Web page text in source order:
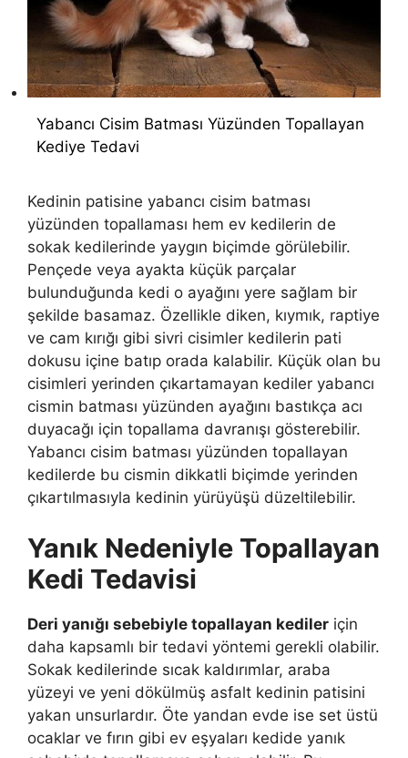
Yabancı Cisim Batması Yüzünden Topallayan
Kediye Tedavi
Kedinin patisine yabancı cisim batması
yüzünden topallaması hem ev kedilerin de
sokak kedilerinde yaygın biçimde görülebilir.
Pençede veya ayakta küçük parçalar
bulunduğunda kedi o ayağını yere sağlam bir
şekilde basamaz. Özellikle diken, kıymık, raptiye
ve cam kırığı gibi sivri cisimler kedilerin pati
dokusu içine batıp orada kalabilir. Küçük olan bu
cisimleri yerinden çıkartamayan kediler yabancı
cismin batması yüzünden ayağını bastıkça acı
duyacağı için topallama davranışı gösterebilir.
Yabancı cisim batması yüzünden topallayan
kedilerde bu cismin dikkatli biçimde yerinden
çıkartılmasıyla kedinin yürüyüşü düzeltilebilir.
Yanık Nedeniyle Topallayan
Kedi Tedavisi
Deri yanığı sebebiyle topallayan kediler için
daha kapsamlı bir tedavi yöntemi gerekli olabilir.
Sokak kedilerinde sıcak kaldırımlar, araba
yüzeyi ve yeni dökülmüş asfalt kedinin patisini
yakan unsurlardır. Öte yandan evde ise set üstü
ocaklar ve fırın gibi ev eşyaları kedide yanık